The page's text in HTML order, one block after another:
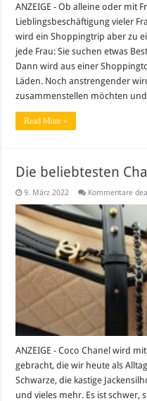
ANZEIGE - Ob alleine oder mit
Lieblingsbeschäftigung vieler
wird ein Shoppingtrip aber zu
jede Frau: Sie suchen etwas
Dann wird aus einer
Läden. Noch anstrengender
zusammenstellen möchten
Read More »
Die beliebtesten
9. März 2022 Kommentare
ANZEIGE - Coco Chanel wird
gebracht, die wir heute als
Schwarze, die kastige
und vieles mehr. Es ist schwer,